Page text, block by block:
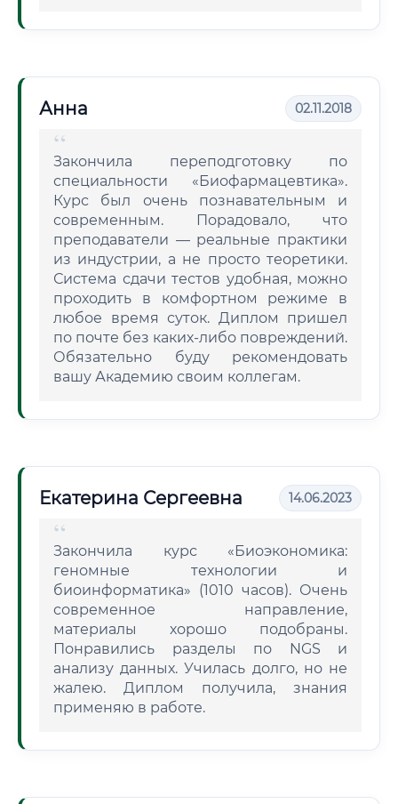
Анна 02.11.2018
Закончила переподготовку по
специальности «Биофармацевтика».
Курс был очень познавательным и
современным. Порадовало, что
преподаватели — реальные практики
из индустрии, а не просто теоретики.
Система сдачи тестов удобная, можно
проходить в комфортном режиме в
любое время суток. Диплом пришел
по почте без каких-либо повреждений.
Обязательно буду рекомендовать
вашу Академию своим коллегам.
Екатерина Сергеевна 14.06.2023
Закончила курс «Биоэкономика:
геномные технологии и
биоинформатика» (1010 часов). Очень
современное направление,
материалы хорошо подобраны.
Понравились разделы по NGS и
анализу данных. Училась долго, но не
жалею. Диплом получила, знания
применяю в работе.